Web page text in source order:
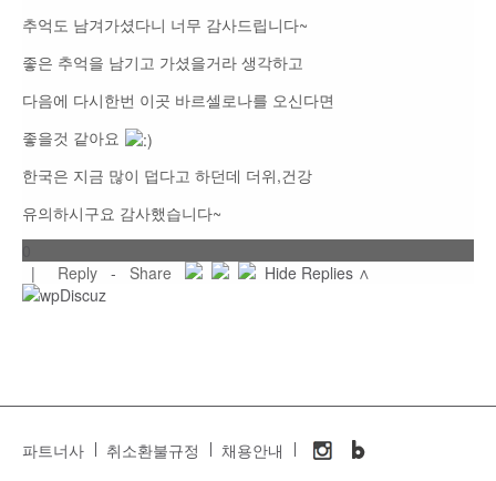
추억도 남겨가셨다니 너무 감사드립니다~
좋은 추억을 남기고 가셨을거라 생각하고
다음에 다시한번 이곳 바르셀로나를 오신다면
좋을것 같아요
한국은 지금 많이 덥다고 하던데 더위,건강
유의하시구요 감사했습니다~
|
Reply - Share Hide Replies ∧
파트너사 취소환불규정 채용안내